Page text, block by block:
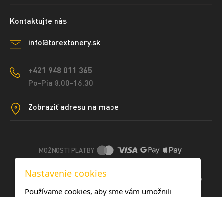
Kontaktujte nás
info@torextonery.sk
+421 948 011 365
Po-Pia 8.00-16.30
Zobraziť adresu na mape
MOŽNOSTI PLATBY
Nastavenie cookies
Používame cookies, aby sme vám umožnili